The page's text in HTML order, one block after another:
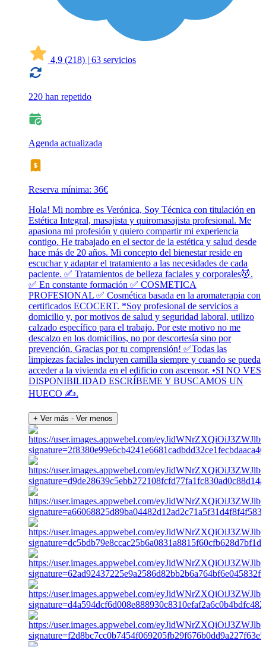
4,9 (218) | 63 servicios
220 han repetido
Agenda actualizada
Reserva mínima: 36€
Hola! Mi nombre es Verónica, Soy Técnica con titulación en
Estética Integral, masajista y quiromasajista profesional. Me
apasiona mi profesión y quiero compartir mi experiencia
contigo. He trabajado en el sector de la estética y salud desde
hace más de 20 años. Mi concepto del bienestar reside en
escuchar y adaptar el tratamiento a las necesidades de cada
paciente. ✅ Tratamientos de belleza faciales y corporales💆.
✅ En constante formación ✅ COSMETICA
PROFESIONAL ✅ Cosmética basada en la aromaterapia con
certificados ECOCERT. *Soy profesional de servicios a
domicilio y, por motivos de salud y seguridad laboral, utilizo
calzado específico para el trabajo. Por este motivo no me
descalzo en los domicilios, no por descortesía sino por
prevención. Gracias por tu comprensión! ✅Todas las
limpiezas faciales incluyen camilla siempre y cuando se pueda
acceder a la vivienda en el edificio con ascensor. •SI NO VES
DISPONIBILIDAD ESCRÍBEME Y BUSCAMOS UN
HUECO ✍️.
+ Ver más - Ver menos